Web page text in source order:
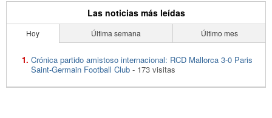
Las noticias más leídas
Hoy Última semana Último mes
Crónica partido amistoso internacional: RCD Mallorca 3-0 Paris
Saint-Germain Football Club - 173 visitas